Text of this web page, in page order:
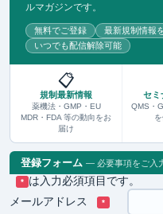
ルマガジンです。
無料でご登録 最新規制情報
いつでも配信解除可能
📋
規制最新情報
薬機法・GMP・EU
MDR・FDA 等の動向をお
届け
セミ
QMS・
登録フォーム — 必要事項をご入
*
は入力必須項目です。
メールアドレス
*